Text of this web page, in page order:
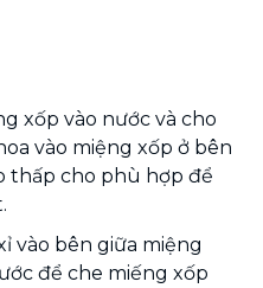
xốp vào nước và cho
vào miệng xốp ở bên
thấp cho phù hợp để
vào bên giữa miệng
để che miếng xốp